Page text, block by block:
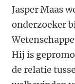
Jasper Maas
onderzoeker
Hij is
de relatie